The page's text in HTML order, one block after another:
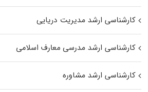
کارشناسی ارشد مدیریت دریایی
کارشناسی ارشد مدرسی معارف اسلامی
کارشناسی ارشد مشاوره